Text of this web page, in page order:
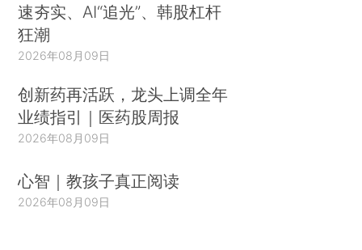
速夯实、AI“追光”、韩股杠杆
狂潮
2026年08月09日
创新药再活跃，龙头上调全年
业绩指引｜医药股周报
2026年08月09日
心智｜教孩子真正阅读
2026年08月09日